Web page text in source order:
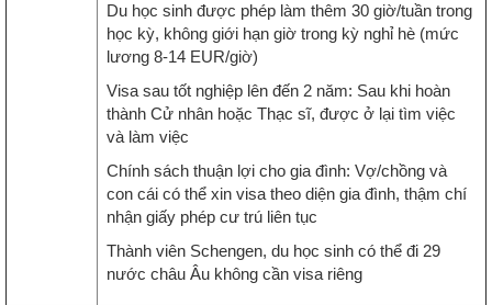
Du học sinh được phép làm thêm 30 giờ/tuần trong
học kỳ, không giới hạn giờ trong kỳ nghỉ hè (mức
lương 8-14 EUR/giờ)
Visa sau tốt nghiệp lên đến 2 năm: Sau khi hoàn
thành Cử nhân hoặc Thạc sĩ, được ở lại tìm việc
và làm việc
Chính sách thuận lợi cho gia đình: Vợ/chồng và
con cái có thể xin visa theo diện gia đình, thậm chí
nhận giấy phép cư trú liên tục
Thành viên Schengen, du học sinh có thể đi 29
nước châu Âu không cần visa riêng